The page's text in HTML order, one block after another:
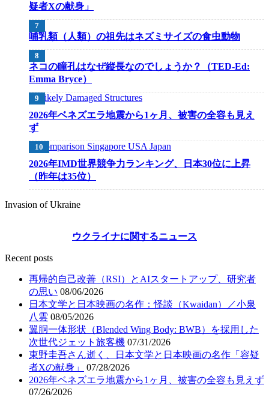
疑者Xの献身」
哺乳類（人類）の祖先はネズミサイズの食虫動物
ネコの瞳孔はなぜ縦長なのでしょうか？（TED-Ed:
Emma Bryce）
2026年ベネズエラ地震から1ヶ月、被害の全容も見え
ず
2026年IMD世界競争力ランキング、日本30位に上昇
（昨年は35位）
Invasion of Ukraine
ウクライナに関するニュース
Recent posts
再帰的自己改善（RSI）とAIスタートアップ、研究者
の思い 08/06/2026
日本文学と日本映画の名作：怪談（Kwaidan）／小泉
八雲 08/05/2026
翼胴一体形状（Blended Wing Body: BWB）を採用した
次世代ジェット旅客機 07/31/2026
東野圭吾さん逝く、日本文学と日本映画の名作「容疑
者Xの献身」
07/28/2026
2026年ベネズエラ地震から1ヶ月、被害の全容も見えず
07/26/2026